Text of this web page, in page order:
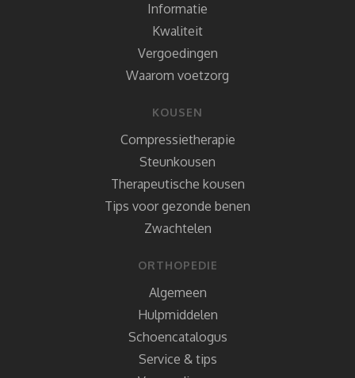
Informatie
Kwaliteit
Vergoedingen
Waarom voetzorg
KOUSEN
Compressietherapie
Steunkousen
Therapeutische kousen
Tips voor gezonde benen
Zwachtelen
ORTHOPEDIE
Algemeen
Hulpmiddelen
Schoencatalogus
Service & tips